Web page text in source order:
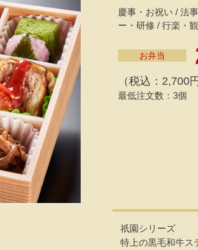
慶事・お祝い / 法
ー・研修 / 行楽・
お弁当
（税込：2,700円
最低注文数：3個
祇園シリーズ
特上の黒毛和牛ス